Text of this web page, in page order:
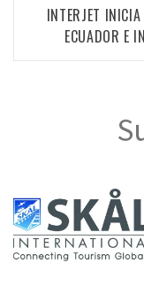
INTERJET INICIA
ECUADOR E